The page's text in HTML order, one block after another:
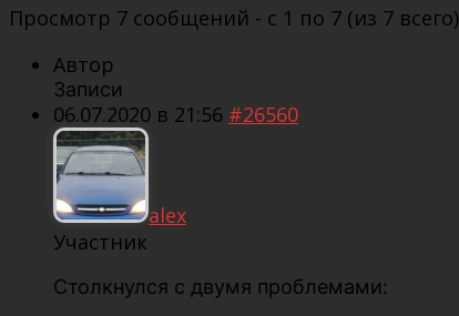
Просмотр 7 сообщений - с 1 по 7 (из 7 всего)
Автор
Записи
06.07.2020 в 21:56 #26560
alex
Участник
Столкнулся с двумя проблемами: